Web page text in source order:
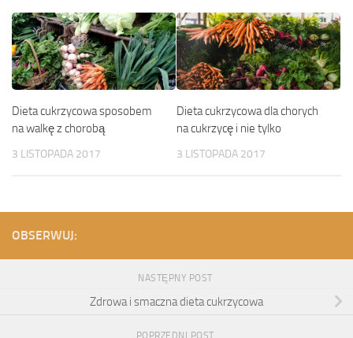
Dieta cukrzycowa sposobem
na walkę z chorobą
3 LISTOPADA 2017
Dieta cukrzycowa dla chorych
na cukrzycę i nie tylko
3 LISTOPADA 2017
OBSERWUJ:
NASTĘPNY POST
Zdrowa i smaczna dieta cukrzycowa
POPRZEDNI POST